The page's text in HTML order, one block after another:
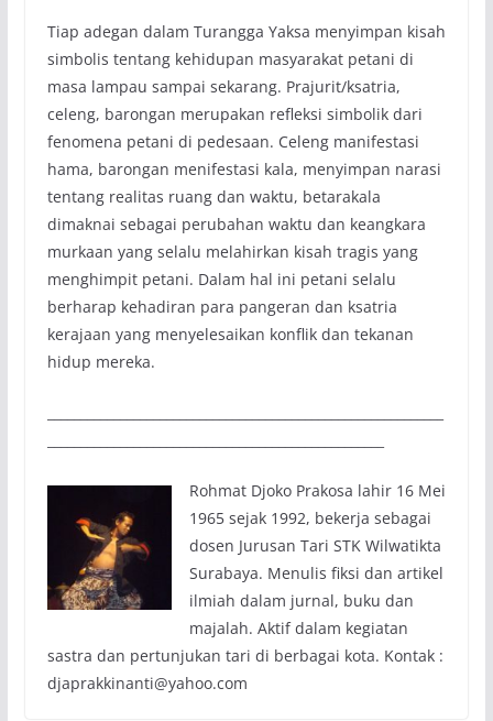
Tiap adegan dalam Turangga Yaksa menyimpan kisah
simbolis tentang kehidupan masyarakat petani di
masa lampau sampai sekarang. Prajurit/ksatria,
celeng, barongan merupakan refleksi simbolik dari
fenomena petani di pedesaan. Celeng manifestasi
hama, barongan menifestasi kala, menyimpan narasi
tentang realitas ruang dan waktu, betarakala
dimaknai sebagai perubahan waktu dan keangkara
murkaan yang selalu melahirkan kisah tragis yang
menghimpit petani. Dalam hal ini petani selalu
berharap kehadiran para pangeran dan ksatria
kerajaan yang menyelesaikan konflik dan tekanan
hidup mereka.
Rohmat Djoko Prakosa lahir 16 Mei
1965 sejak 1992, bekerja sebagai
dosen Jurusan Tari STK Wilwatikta
Surabaya. Menulis fiksi dan artikel
ilmiah dalam jurnal, buku dan
majalah. Aktif dalam kegiatan
sastra dan pertunjukan tari di berbagai kota. Kontak :
djaprakkinanti@yahoo.com